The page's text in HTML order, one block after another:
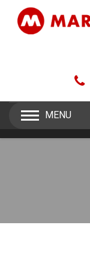
MENU